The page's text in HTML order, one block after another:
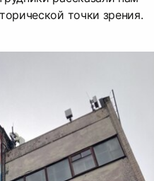
точки зрения.